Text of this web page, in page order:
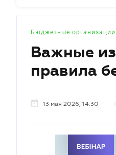
Бюджетные организации
Важные
правила
13 мая 2026, 14:30